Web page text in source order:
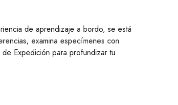
de aprendizaje a bordo, se está
examina especímenes con
Expedición para profundizar tu